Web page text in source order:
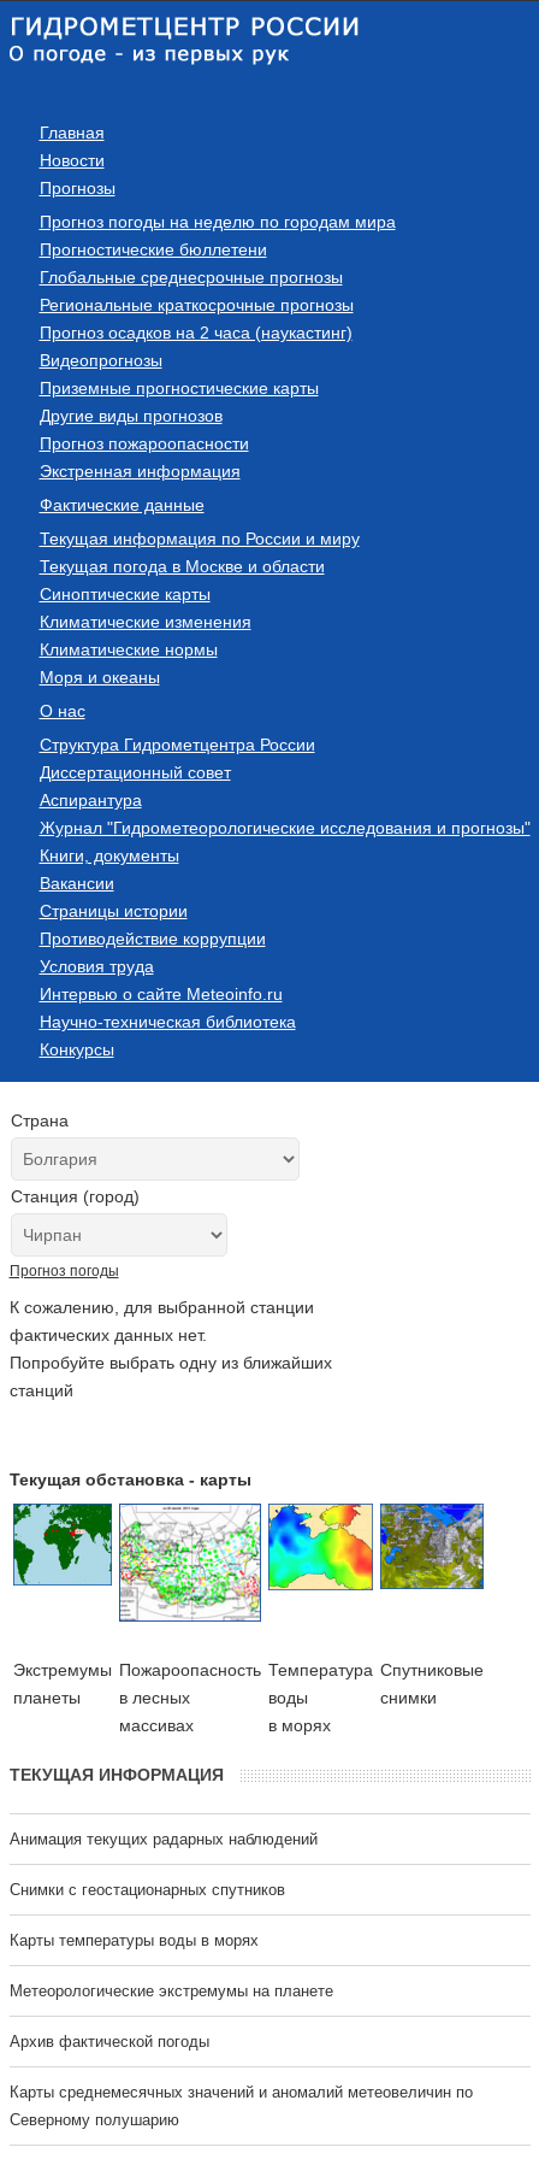
Главная
Новости
Прогнозы
Прогноз погоды на неделю по городам мира
Прогностические бюллетени
Глобальные среднесрочные прогнозы
Региональные краткосрочные прогнозы
Прогноз осадков на 2 часа (наукастинг)
Видеопрогнозы
Приземные прогностические карты
Другие виды прогнозов
Прогноз пожароопасности
Экстренная информация
Фактические данные
Текущая информация по России и миру
Текущая погода в Москве и области
Синоптические карты
Климатические изменения
Климатические нормы
Моря и океаны
О нас
Структура Гидрометцентра России
Диссертационный совет
Аспирантура
Журнал "Гидрометеорологические исследования и прогнозы"
Книги, документы
Вакансии
Страницы истории
Противодействие коррупции
Условия труда
Интервью о сайте Meteoinfo.ru
Научно-техническая библиотека
Конкурсы
Страна
Станция (город)
Прогноз погоды
К сожалению, для выбранной станции
фактических данных нет.
Попробуйте выбрать одну из ближайших
станций
Текущая обстановка - карты
Экстремумы
планеты
Пожароопасность
в лесных
массивах
Температура
воды
в морях
Cпутниковые
снимки
ТЕКУЩАЯ ИНФОРМАЦИЯ
Анимация текущих радарных наблюдений
Cнимки с геостационарных спутников
Карты температуры воды в морях
Метеорологические экстремумы на планете
Архив фактической погоды
Карты среднемесячных значений и аномалий метеовеличин по
Северному полушарию